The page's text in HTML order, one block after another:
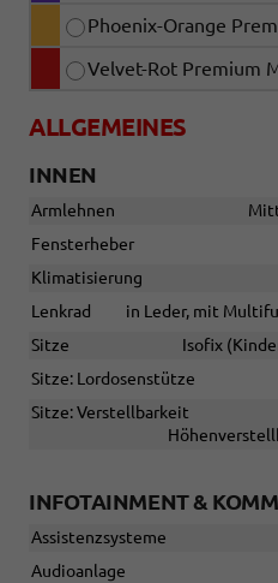
Phoenix-Orange
Velvet-Rot Premium
ALLGEMEINES
INNEN
Armlehnen
Fensterheber
Klimatisierung
Lenkrad
in Leder, mit
Sitze
Isofix
Sitze: Lordosenstütze
Sitze: Verstellbarkeit
INFOTAINMENT &
Assistenzsysteme
Audioanlage